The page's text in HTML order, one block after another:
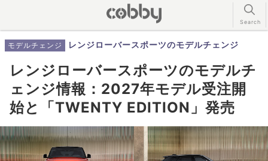
モデルチェンジ レンジローバースポーツのモデルチェンジ
レンジローバースポーツのモデルチ
ェンジ情報：2027年モデル受注開
始と「TWENTY EDITION」発売